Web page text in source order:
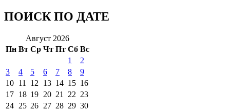
ПОИСК ПО ДАТЕ
Август 2026
Пн Вт Ср Чт Пт Сб Вс
1
2
3
4 5 6 7 8
9
10 11 12 13 14 15 16
17 18 19 20 21 22 23
24 25 26 27 28 29 30